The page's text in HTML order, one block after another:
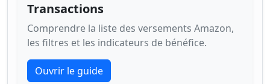
Transactions
Comprendre la liste des versements Amazon,
les filtres et les indicateurs de bénéfice.
Ouvrir le guide